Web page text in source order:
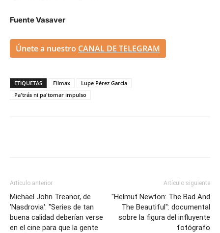
Fuente Vasaver
Únete a nuestro CANAL DE TELEGRAM
ETIQUETAS Filmax
Lupe Pérez García
Pa'trás ni pa'tomar impulso
Artículo anterior
Michael John Treanor, de
'Nasdrovia': "Series de tan
buena calidad deberían verse
en el cine para que la gente
Artículo siguiente
"Helmut Newton: The Bad And
The Beautiful": documental
sobre la figura del influyente
fotógrafo